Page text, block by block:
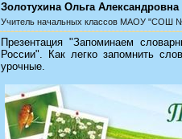
Золотухина Ольга Александровна
Учитель начальных классов МАОУ "СОШ
Презентация "Запоминаем
России". Как легко запомнить
урочные.